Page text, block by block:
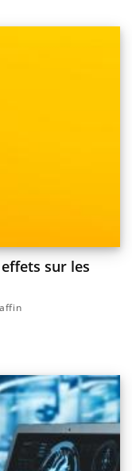
effets sur les